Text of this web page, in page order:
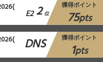
E2 2 位
獲得ポイント
75pts
DNS 獲得ポイント
1pts